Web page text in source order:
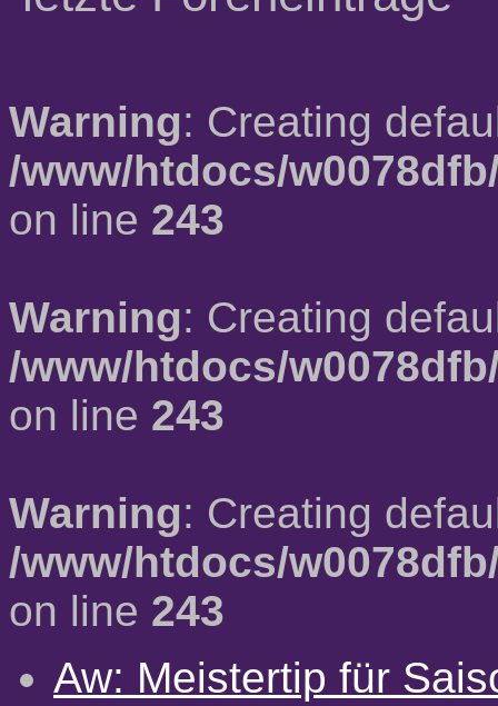
Warning: Creating
/www/htdocs/
on line 243
Warning: Creating
/www/htdocs/
on line 243
Warning: Creating
/www/htdocs/
on line 243
Aw: Meistertip für